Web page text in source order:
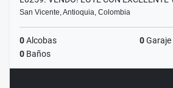
San Vicente, Antioquia, Colombia
0Alcobas 0Garaje
0 Baños